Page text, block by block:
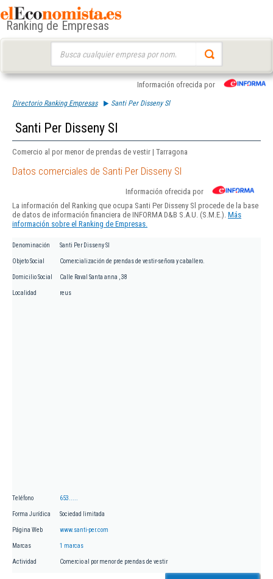
Ranking de Empresas
Información ofrecida por
Directorio Ranking Empresas Santi Per Disseny Sl
Santi Per Disseny Sl
Comercio al por menor de prendas de vestir | Tarragona
Datos comerciales de Santi Per Disseny Sl
Información ofrecida por
La información del Ranking que ocupa Santi Per Disseny Sl procede de la base
de datos de información financiera de INFORMA D&B S.A.U. (S.M.E.). Más
información sobre el Ranking de Empresas.
Denominación Santi Per Disseny Sl
Objeto Social Comercialización de prendas de vestir-señora y caballero.
Domicilio Social Calle Raval Santa anna , 38
Localidad reus
Teléfono 653.....
Forma Jurídica Sociedad limitada
Página Web www.santi-per.com
Marcas 1 marcas
Actividad Comercio al por menor de prendas de vestir